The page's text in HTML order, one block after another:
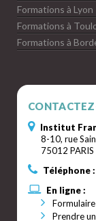
Formations à Lyon
Formations à
Formations à
Institut
8-10, rue
75012 PARIS
Téléphone :
En ligne :
Prendre